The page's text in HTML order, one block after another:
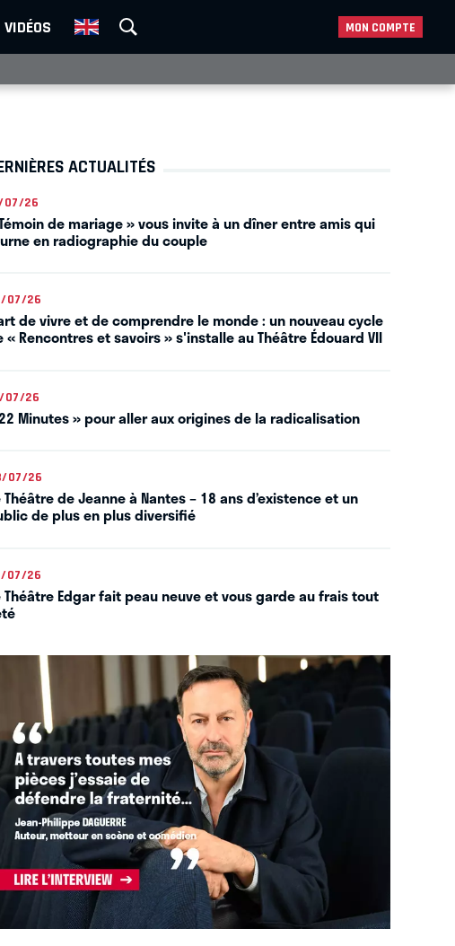
VIDÉOS MON COMPTE
ACTUALITÉS
07/26
de mariage » vous invite à un dîner entre amis qui
en radiographie du couple
07/26
de vivre et de comprendre le monde : un nouveau cycle
« Rencontres et savoirs » s'installe au Théâtre Édouard VII
07/26
Minutes » pour aller aux origines de la radicalisation
07/26
Théâtre de Jeanne à Nantes – 18 ans d’existence et un
de plus en plus diversifié
07/26
Théâtre Edgar fait peau neuve et vous garde au frais tout